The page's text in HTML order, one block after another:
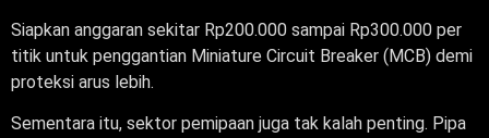
Siapkan anggaran sekitar Rp200.000 sampai Rp300.000 per
titik untuk penggantian Miniature Circuit Breaker (MCB) demi
proteksi arus lebih.
Sementara itu, sektor pemipaan juga tak kalah penting. Pipa